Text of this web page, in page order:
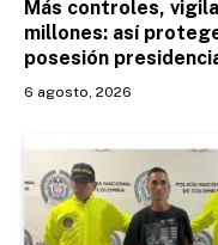
Más controles,
millones: así
posesión
6 agosto, 2026